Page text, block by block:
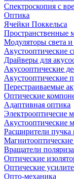
Спектроскопия с
Оптика
Ячейки Поккельса
Пространственные
Модуляторы света
Акустооптические
Драйверы для
Акусооптические
Акустооптические
Перестраиваемые
Оптические
Адаптивная оптика
Электрооптичесие
Акустооптические
Расширители пучка
Магнитооптические
Вращатели
Оптические
Оптические
Опто-механика